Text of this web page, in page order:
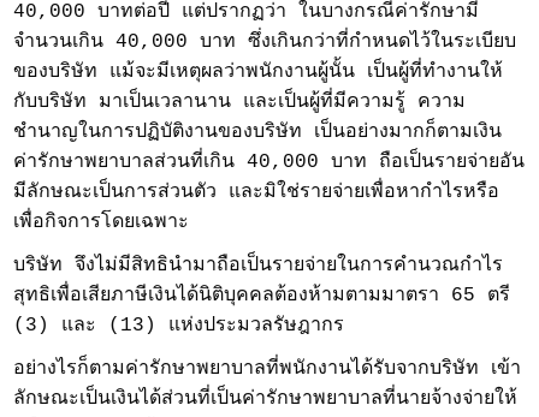
40,000 บาทต่อปี แต่ปรากฏว่า ในบางกรณีค่ารักษามี
จำนวนเกิน 40,000 บาท ซึ่งเกินกว่าที่กำหนดไว้ในระเบียบ
ของบริษัท แม้จะมีเหตุผลว่าพนักงานผู้นั้น เป็นผู้ที่ทำงานให้
กับบริษัท มาเป็นเวลานาน และเป็นผู้ที่มีความรู้ ความ
ชำนาญในการปฏิบัติงานของบริษัท เป็นอย่างมากก็ตามเงิน
ค่ารักษาพยาบาลส่วนที่เกิน 40,000 บาท ถือเป็นรายจ่ายอัน
มีลักษณะเป็นการส่วนตัว และมิใช่รายจ่ายเพื่อหากำไรหรือ
เพื่อกิจการโดยเฉพาะ
บริษัท จึงไม่มีสิทธินำมาถือเป็นรายจ่ายในการคำนวณกำไร
สุทธิเพื่อเสียภาษีเงินได้นิติบุคคลต้องห้ามตามมาตรา 65 ตรี
(3) และ (13) แห่งประมวลรัษฎากร
อย่างไรก็ตามค่ารักษาพยาบาลที่พนักงานได้รับจากบริษัท เข้า
ลักษณะเป็นเงินได้ส่วนที่เป็นค่ารักษาพยาบาลที่นายจ้างจ่ายให้